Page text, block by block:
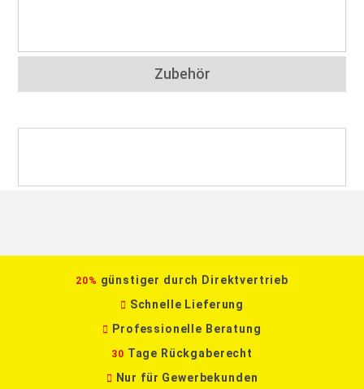
Zubehör
20% günstiger durch Direktvertrieb
Schnelle Lieferung
Professionelle Beratung
30 Tage Rückgaberecht
Nur für Gewerbekunden